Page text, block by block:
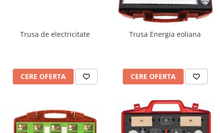
Trusa de electricitate
CERE OFERTA
Trusa Energia eoliana
CERE OFERTA